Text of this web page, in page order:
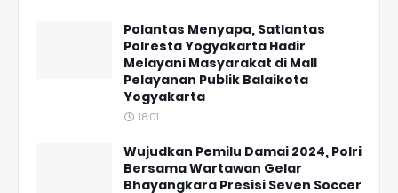
Polantas Menyapa, Satlantas
Polresta Yogyakarta Hadir
Melayani Masyarakat di Mall
Pelayanan Publik Balaikota
Yogyakarta
18:01
Wujudkan Pemilu Damai 2024, Polri
Bersama Wartawan Gelar
Bhayangkara Presisi Seven Soccer